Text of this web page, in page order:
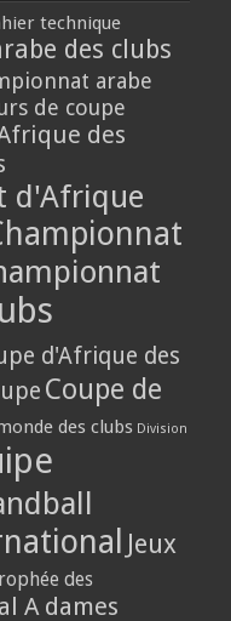
technique
des clubs
arabe
de coupe
des
d'Afrique
d'Afrique des
Coupe de
des clubs Division
Jeux
des
A dames